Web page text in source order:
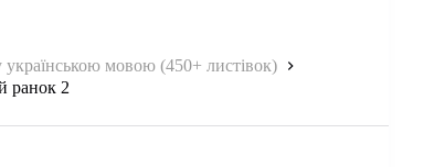
мовою (450+ листівок)
ранок 2